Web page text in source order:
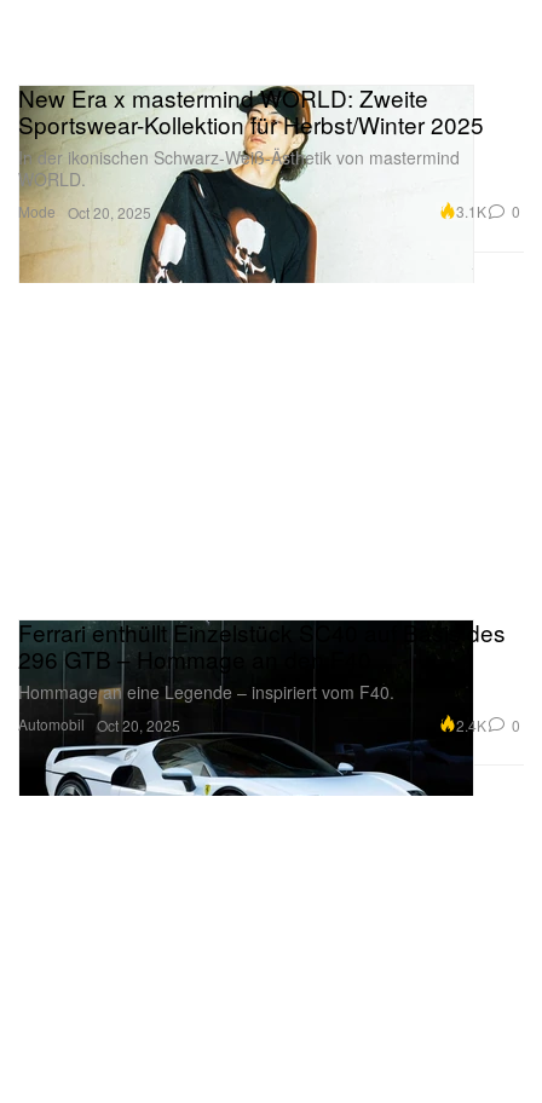
Mode
New Era x mastermind WORLD: Zweite
Sportswear-Kollektion für Herbst/Winter 2025
In der ikonischen Schwarz-Weiß-Ästhetik von mastermind
WORLD.
Oct 20, 2025 3.1K 0
Automobil
Ferrari enthüllt Einzelstück SC40 auf Basis des
296 GTB – Hommage an den F40
Hommage an eine Legende – inspiriert vom F40.
Oct 20, 2025 2.4K 0